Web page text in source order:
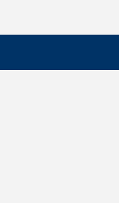
nach 10
in der SHK-Branche
Chefredakteur des
spannenden,
gehe ich mit
vertrauensvollen,
über alle
Freude bereitet.
die vor mir liegen. Für